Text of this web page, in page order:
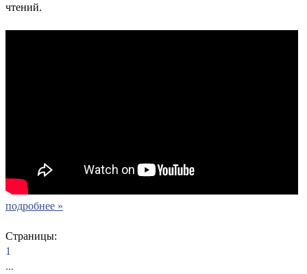
чтений.
подробнее »
Страницы:
1
...